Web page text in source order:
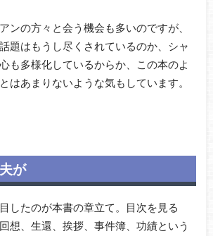
ンの方々と会う機会も多いのですが、
題はもうし尽くされているのか、シャ
も多様化しているからか、この本のよ
はあまりないような気もしています。
が
したのが本書の章立て。目次を見る
想、生還、挨拶、事件簿、功績という